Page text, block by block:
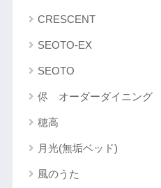
CRESCENT
SEOTO-EX
SEOTO
侭 オーダーダイニング
穂高
月光(無垢ベッド)
風のうた